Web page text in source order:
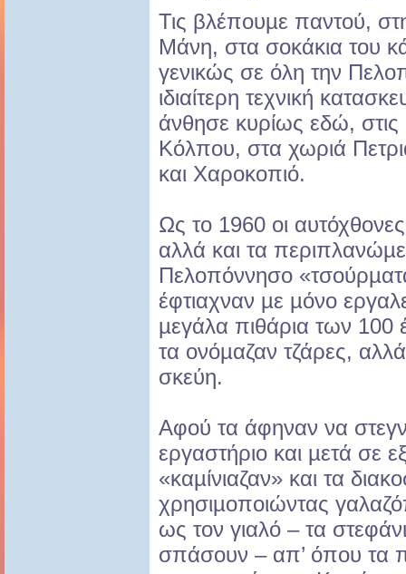
Τις βλέπουµε παντού,
Μάνη, στα σοκάκια του
γενικώς σε όλη την
ιδιαίτερη τεχνική
άνθησε κυρίως εδώ,
Κόλπου, στα χωριά
και Χαροκοπιό.
Ως το 1960 οι
αλλά και τα
Πελοπόννησο
έφτιαχναν µε µόνο
µεγάλα πιθάρια των
τα ονόµαζαν τζάρες,
σκεύη.
Αφού τα άφηναν να
εργαστήριο και µετά σε
«καµίνιαζαν» και τα
χρησιµοποιώντας
ως τον γιαλό – τα
σπάσουν – απ’ όπου τα